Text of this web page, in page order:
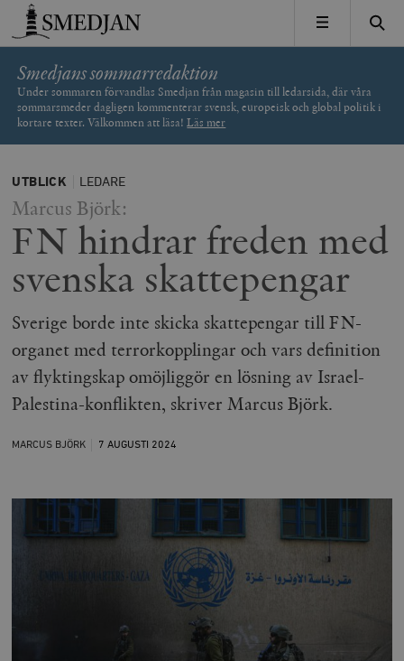
Timbro
MENY
Smedjans sommarredaktion
Under sommaren förvandlas Smedjan från magasin till ledarsida, där våra
sommarsmeder dagligen kommenterar svensk, europeisk och global politik i
kortare texter. Välkommen att läsa!Läs mer
UTBLICK LEDARE
Marcus Björk:
FN hindrar freden med
svenska skattepengar
Sverige borde inte skicka skattepengar till FN-
organet med terrorkopplingar och vars definition
av flyktingskap omöjliggör en lösning av Israel-
Palestina-konflikten, skriver Marcus Björk.
MARCUS BJÖRK 7 AUGUSTI 2024